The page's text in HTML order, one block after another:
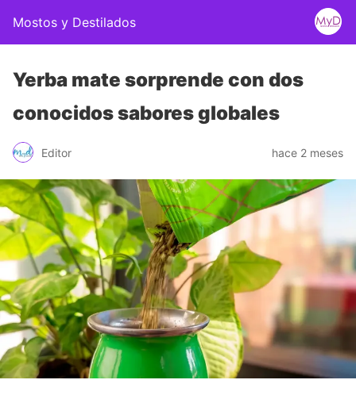
Mostos y Destilados
Yerba mate sorprende con dos
conocidos sabores globales
Editor hace 2 meses